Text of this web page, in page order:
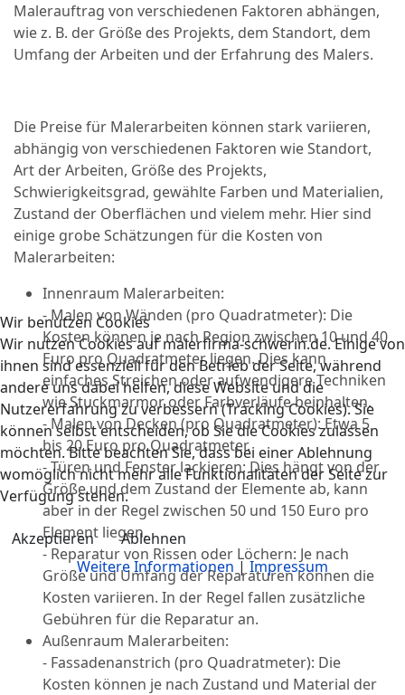
Malerauftrag von verschiedenen Faktoren abhängen,
wie z. B. der Größe des Projekts, dem Standort, dem
Umfang der Arbeiten und der Erfahrung des Malers.
Die Preise für Malerarbeiten können stark variieren,
abhängig von verschiedenen Faktoren wie Standort,
Art der Arbeiten, Größe des Projekts,
Schwierigkeitsgrad, gewählte Farben und Materialien,
Zustand der Oberflächen und vielem mehr. Hier sind
einige grobe Schätzungen für die Kosten von
Malerarbeiten:
Innenraum Malerarbeiten:
- Malen von Wänden (pro Quadratmeter): Die
Kosten können je nach Region zwischen 10 und 40
Euro pro Quadratmeter liegen. Dies kann
einfaches Streichen oder aufwendigere Techniken
wie Stuckmarmor oder Farbverläufe beinhalten.
- Malen von Decken (pro Quadratmeter): Etwa 5
bis 20 Euro pro Quadratmeter.
- Türen und Fenster lackieren: Dies hängt von der
Größe und dem Zustand der Elemente ab, kann
aber in der Regel zwischen 50 und 150 Euro pro
Element liegen.
- Reparatur von Rissen oder Löchern: Je nach
Größe und Umfang der Reparaturen können die
Kosten variieren. In der Regel fallen zusätzliche
Gebühren für die Reparatur an.
Außenraum Malerarbeiten:
- Fassadenanstrich (pro Quadratmeter): Die
Kosten können je nach Zustand und Material der
Wir benutzen Cookies
Wir nutzen Cookies auf malerfirma-schwerin.de. Einige von
ihnen sind essenziell für den Betrieb der Seite, während
andere uns dabei helfen, diese Website und die
Nutzererfahrung zu verbessern (Tracking Cookies). Sie
können selbst entscheiden, ob Sie die Cookies zulassen
möchten. Bitte beachten Sie, dass bei einer Ablehnung
womöglich nicht mehr alle Funktionalitäten der Seite zur
Verfügung stehen.
Akzeptieren
Ablehnen
Weitere Informationen | Impressum